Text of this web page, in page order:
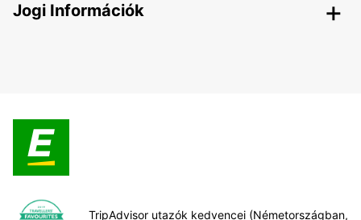
Jogi Információk
TripAdvisor utazók kedvencei (Németországban,